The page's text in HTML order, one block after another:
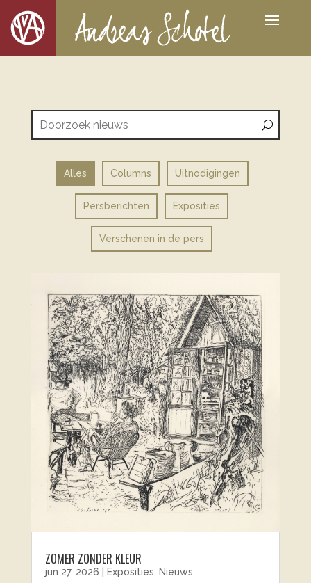
Alles Columns Uitnodigingen
Persberichten Exposities
Verschenen in de pers
ZOMER ZONDER KLEUR
jun 27, 2026 Exposities
Nieuws